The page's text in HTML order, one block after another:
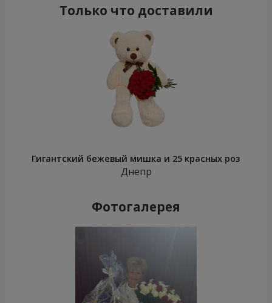
Только что доставили
Гигантский бежевый мишка и 25 красных роз
Днепр
Фотогалерея